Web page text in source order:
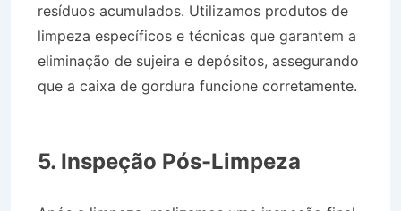
resíduos acumulados. Utilizamos produtos de
limpeza específicos e técnicas que garantem a
eliminação de sujeira e depósitos, assegurando
que a caixa de gordura funcione corretamente.
5. Inspeção Pós-Limpeza